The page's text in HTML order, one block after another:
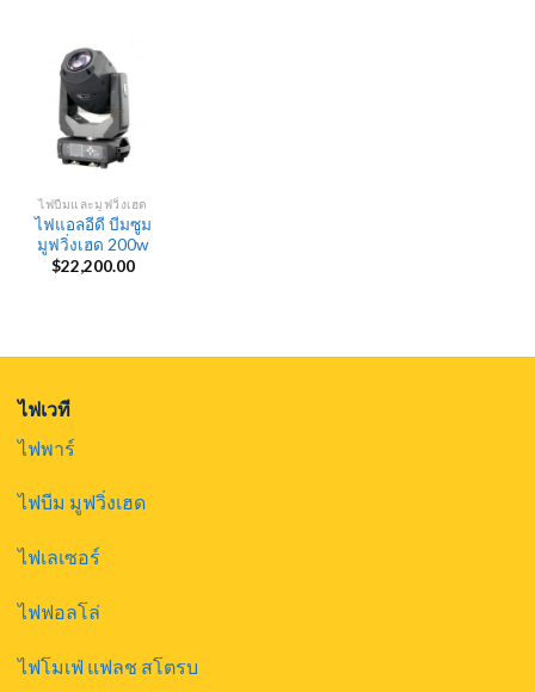
ไฟบีมและมูฟวิ่งเฮด
ไฟแอลอีดี บีมซูม
มูฟวิ่งเฮด 200w
$22,200.00
ไฟเวที
ไฟพาร์
ไฟบีม มูฟวิ่งเฮด
ไฟเลเซอร์
ไฟฟอลโล่
ไฟโมเฟ่ แฟลช สโตรบ